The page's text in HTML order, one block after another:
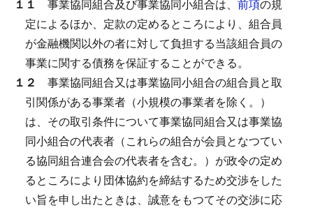
１１ 事業協同組合及び事業協同小組合は、 前項の規
定によるほか、定款の定めるところにより、組合員
が金融機関以外の者に対して負担する当該組合員の
事業に関する債務を保証することができる。
１２ 事業協同組合又は事業協同小組合の組合員と取
引関係がある事業者（小規模の事業者を除く。）
は、その取引条件について事業協同組合又は事業協
同小組合の代表者（これらの組合が会員となつてい
る協同組合連合会の代表者を含む。）が政令の定め
るところにより団体協約を締結するため交渉をした
い旨を申し出たときは、誠意をもつてその交渉に応